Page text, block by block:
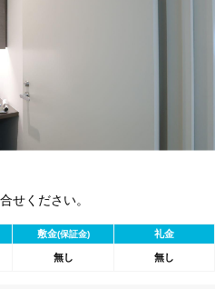
せください。
敷金(保証金) 礼金
無し 無し